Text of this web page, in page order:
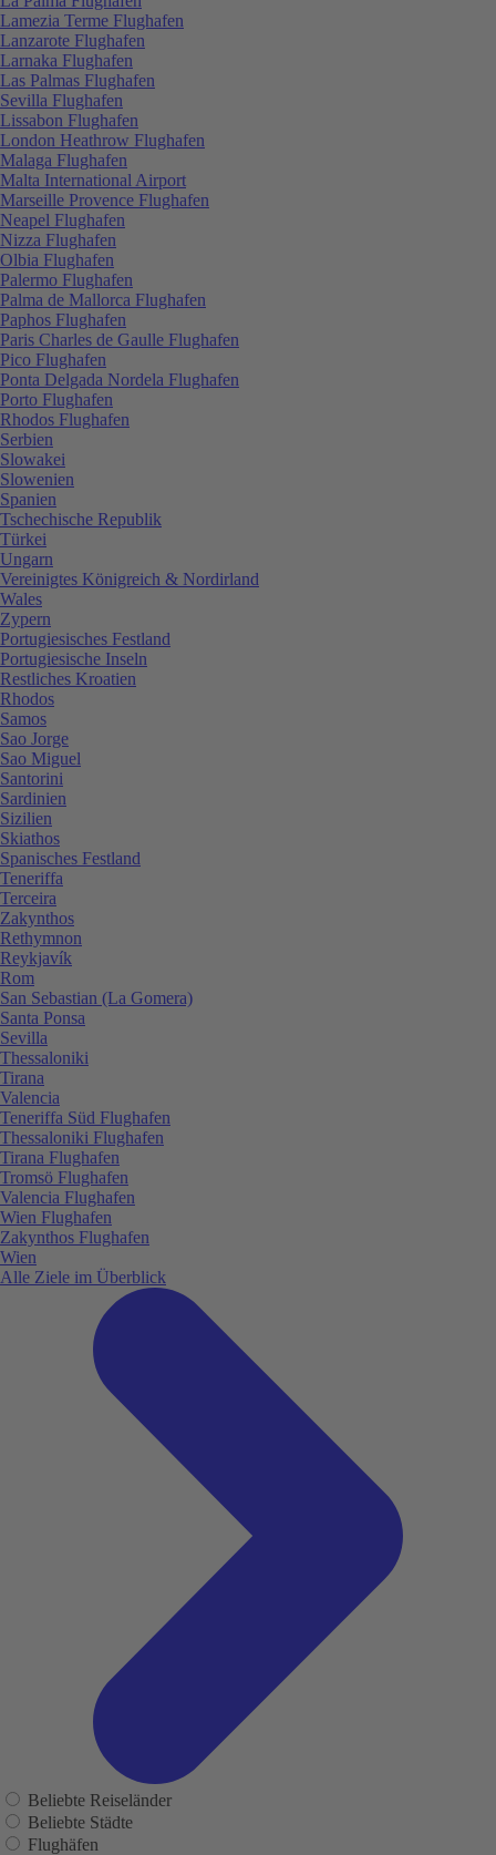
Lamezia Terme Flughafen
Lanzarote Flughafen
Larnaka Flughafen
Las Palmas Flughafen
Sevilla Flughafen
Lissabon Flughafen
London Heathrow Flughafen
Malaga Flughafen
Malta International Airport
Marseille Provence Flughafen
Neapel Flughafen
Nizza Flughafen
Olbia Flughafen
Palermo Flughafen
Palma de Mallorca Flughafen
Paphos Flughafen
Paris Charles de Gaulle Flughafen
Pico Flughafen
Ponta Delgada Nordela Flughafen
Porto Flughafen
Rhodos Flughafen
Serbien
Slowakei
Slowenien
Spanien
Tschechische Republik
Türkei
Ungarn
Vereinigtes Königreich & Nordirland
Wales
Zypern
Portugiesisches Festland
Portugiesische Inseln
Restliches Kroatien
Rhodos
Samos
Sao Jorge
Sao Miguel
Santorini
Sardinien
Sizilien
Skiathos
Spanisches Festland
Teneriffa
Terceira
Zakynthos
Rethymnon
Reykjavík
Rom
San Sebastian (La Gomera)
Santa Ponsa
Sevilla
Thessaloniki
Tirana
Valencia
Teneriffa Süd Flughafen
Thessaloniki Flughafen
Tirana Flughafen
Tromsö Flughafen
Valencia Flughafen
Wien Flughafen
Zakynthos Flughafen
Wien
Alle Ziele im Überblick
Beliebte Reiseländer
Beliebte Städte
Flughäfen